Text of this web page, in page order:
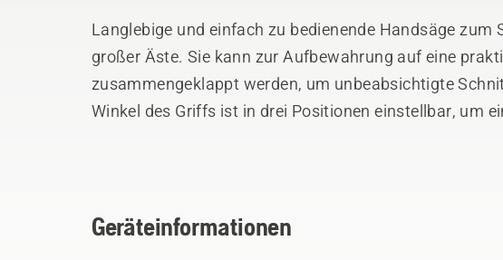
Langlebige und einfach zu bedienende Handsäge zum
großer Äste. Sie kann zur Aufbewahrung auf eine
zusammengeklappt werden, um unbeabsichtigte
Winkel des Griffs ist in drei Positionen einstellbar, um
Geräteinformationen